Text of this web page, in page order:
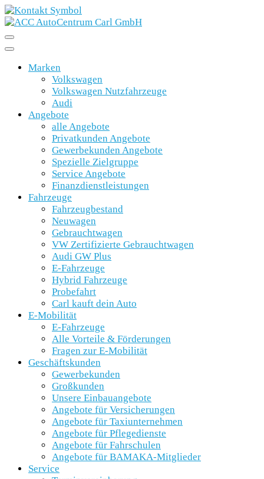
Marken
Volkswagen
Volkswagen Nutzfahrzeuge
Audi
Angebote
alle Angebote
Privatkunden Angebote
Gewerbekunden Angebote
Spezielle Zielgruppe
Service Angebote
Finanzdienstleistungen
Fahrzeuge
Fahrzeugbestand
Neuwagen
Gebrauchtwagen
VW Zertifizierte Gebrauchtwagen
Audi GW Plus
E-Fahrzeuge
Hybrid Fahrzeuge
Probefahrt
Carl kauft dein Auto
E-Mobilität
E-Fahrzeuge
Alle Vorteile & Förderungen
Fragen zur E-Mobilität
Geschäftskunden
Gewerbekunden
Großkunden
Unsere Einbauangebote
Angebote für Versicherungen
Angebote für Taxiunternehmen
Angebote für Pflegedienste
Angebote für Fahrschulen
Angebote für BAMAKA-Mitglieder
Service